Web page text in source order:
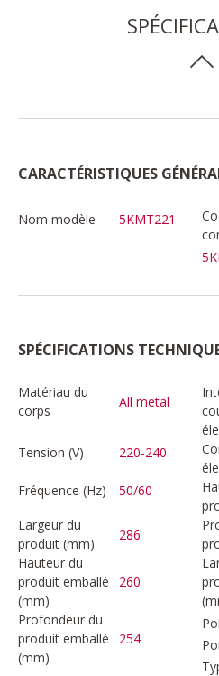
CARACTÉRISTIQUES
Nom modèle 5KMT221
SPÉCIFICATIONS
Matériau du
corps
All metal
Tension (V) 220-240
Fréquence (Hz)
50/60
Largeur du
produit (mm)
286
Hauteur du
produit emballé
(mm)
260
Profondeur du
produit emballé
(mm)
254